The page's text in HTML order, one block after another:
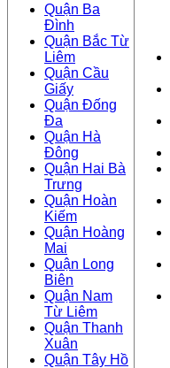
Quận Ba
Đình
Quận Bắc Từ
Liêm
Quận Cầu
Giấy
Quận Đống
Đa
Quận Hà
Đông
Quận Hai Bà
Trưng
Quận Hoàn
Kiếm
Quận Hoàng
Mai
Quận Long
Biên
Quận Nam
Từ Liêm
Quận Thanh
Xuân
Quận Tây Hồ